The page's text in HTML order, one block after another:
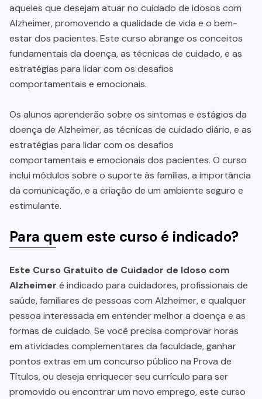
aqueles que desejam atuar no cuidado de idosos com
Alzheimer, promovendo a qualidade de vida e o bem-
estar dos pacientes. Este curso abrange os conceitos
fundamentais da doença, as técnicas de cuidado, e as
estratégias para lidar com os desafios
comportamentais e emocionais.
Os alunos aprenderão sobre os sintomas e estágios da
doença de Alzheimer, as técnicas de cuidado diário, e as
estratégias para lidar com os desafios
comportamentais e emocionais dos pacientes. O curso
inclui módulos sobre o suporte às famílias, a importância
da comunicação, e a criação de um ambiente seguro e
estimulante.
Para quem este curso é indicado?
Este Curso Gratuito de Cuidador de Idoso com
Alzheimer é indicado para cuidadores, profissionais de
saúde, familiares de pessoas com Alzheimer, e qualquer
pessoa interessada em entender melhor a doença e as
formas de cuidado. Se você precisa comprovar horas
em atividades complementares da faculdade, ganhar
pontos extras em um concurso público na Prova de
Títulos, ou deseja enriquecer seu currículo para ser
promovido ou encontrar um novo emprego, este curso